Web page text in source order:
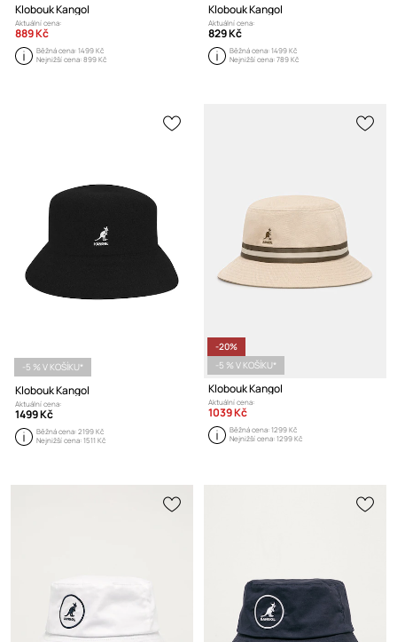
Klobouk Kangol
Aktuální cena:
889 Kč
Běžná cena:1499 Kč
Nejnižší cena:899 Kč
Klobouk Kangol
Aktuální cena:
829 Kč
Běžná cena:1499 Kč
Nejnižší cena:789 Kč
-5 % V KOŠÍKU*
Klobouk Kangol
Aktuální cena:
1499 Kč
Běžná cena:2199 Kč
Nejnižší cena:1511 Kč
-20%
-5 % V KOŠÍKU*
Klobouk Kangol
Aktuální cena:
1039 Kč
Běžná cena:1299 Kč
Nejnižší cena:1299 Kč